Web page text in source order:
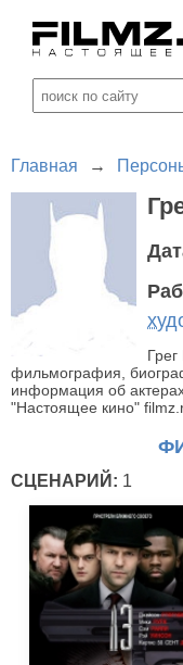
Главная →
фильмография,
информация об
"Настоящее кино"
СЦЕНАРИЙ: 1